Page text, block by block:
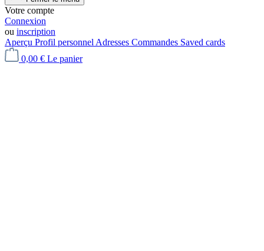
Votre compte
Connexion
ou inscription
Aperçu Profil personnel Adresses Commandes Saved cards
0,00 € Le panier